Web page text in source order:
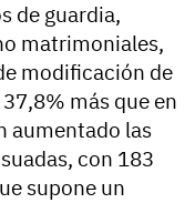
de guardia,
matrimoniales,
modificación de
más que en
aumentado las
con 183
supone un